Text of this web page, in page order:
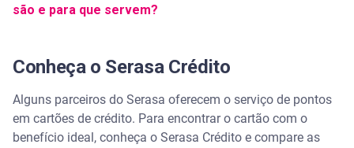
são e para que servem?
Conheça o Serasa Crédito
Alguns parceiros do Serasa oferecem o serviço de pontos
em cartões de crédito. Para encontrar o cartão com o
benefício ideal, conheça o Serasa Crédito e compare as